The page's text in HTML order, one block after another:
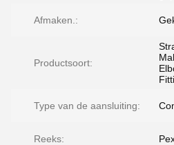
Afmaken.:
Productsoort:
Type van de aansluiting:
Reeks: